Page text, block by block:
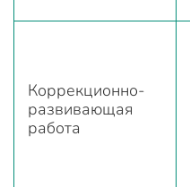
Коррекционно-
развивающая
работа